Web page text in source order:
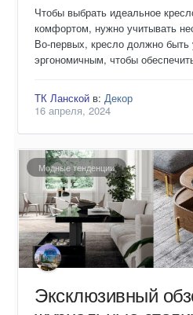
Чтобы выбрать идеальное
комфортом, нужно учитывать
Во-первых, кресло должно
эргономичным, чтобы
ТК Ланской в: Декор
16 апреля, 2024
Модные тенденции
Эксклюзивный